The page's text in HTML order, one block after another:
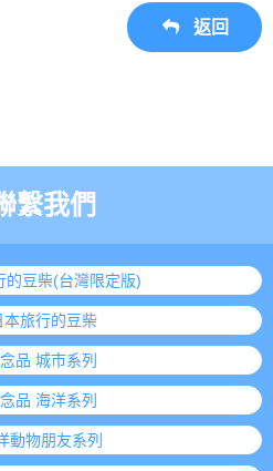
返回
繫我們
的豆柴(台灣限定版)
本旅行的豆柴
品 城市系列
品 海洋系列
動物朋友系列